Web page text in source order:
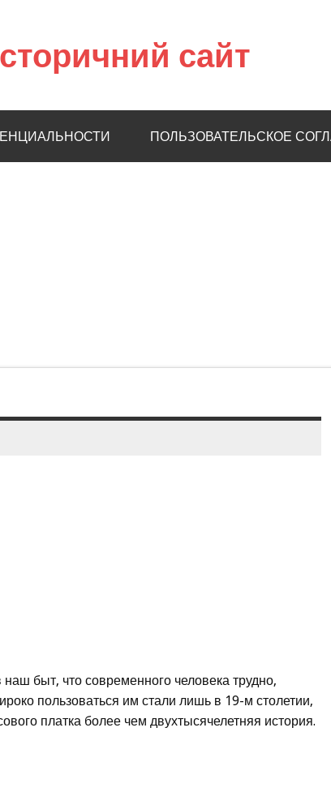
сайт
ПОЛЬЗОВАТЕЛЬСКОЕ
быт, что современного человека трудно,
пользоваться им стали лишь в 19-м столетии,
платка более чем двухтысячелетняя история.